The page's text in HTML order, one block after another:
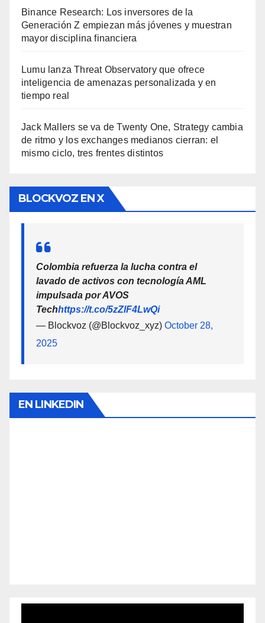
Binance Research: Los inversores de la
Generación Z empiezan más jóvenes y muestran
mayor disciplina financiera
Lumu lanza Threat Observatory que ofrece
inteligencia de amenazas personalizada y en
tiempo real
Jack Mallers se va de Twenty One, Strategy cambia
de ritmo y los exchanges medianos cierran: el
mismo ciclo, tres frentes distintos
BLOCKVOZ EN X
Colombia refuerza la lucha contra el
lavado de activos con tecnología AML
impulsada por AVOS
Techhttps://t.co/5zZlF4LwQi
— Blockvoz (@Blockvoz_xyz) October 28,
2025
EN LINKEDIN